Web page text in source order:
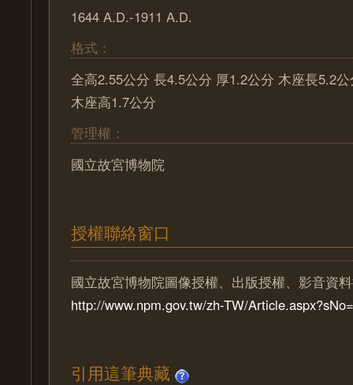
1644 A.D.-1911 A.D.
格式：
全高2.55公分 長4.5公分 厚1.2公分 木座長5.2
木座高1.7公分
管理權：
國立故宮博物院
授權聯絡窗口
國立故宮博物院圖像授權、出版授權、影音資
http://www.npm.gov.tw/zh-TW/
引用這筆典藏